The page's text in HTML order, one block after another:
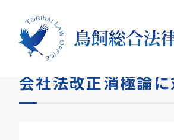
HOME
会社法改正消極論